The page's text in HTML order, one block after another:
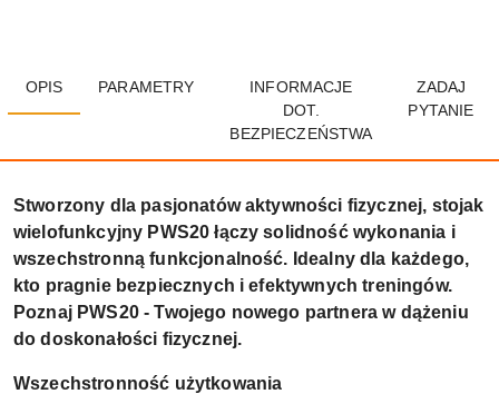
OPIS PARAMETRY
INFORMACJE
DOT.
BEZPIECZEŃSTWA
ZADAJ
PYTANIE
Stworzony dla pasjonatów aktywności fizycznej, stojak
wielofunkcyjny PWS20 łączy solidność wykonania i
wszechstronną funkcjonalność. Idealny dla każdego,
kto pragnie bezpiecznych i efektywnych treningów.
Poznaj PWS20 - Twojego nowego partnera w dążeniu
do doskonałości fizycznej.
Wszechstronność użytkowania